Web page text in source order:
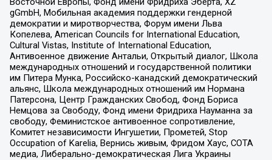
gGmbH, Мобильная академия поддержки гендерной
демократии и миротворчества, Форум имени Льва
Копелева, American Councils for International Education,
Cultural Vistas, Institute of International Education,
Антивоенное движение Антальи, Открытый диалог, Школа
международных отношений и государственной политики
им Питера Мунка, Российско-канадский демократический
альянс, Школа международных отношений им Нормана
Патерсона, Центр Гражданских Свобод, Фонд Бориса
Немцова за Свободу, Фонд имени Фридриха Науманна за
свободу, Феминистское антивоенное сопротивление,
Комитет независимости Ингушетии, Прометей, Stop
Occupation of Karelia, Вернись живым, Фридом Хаус, СОТА
медиа, Либерально-демократическая Лига Украины